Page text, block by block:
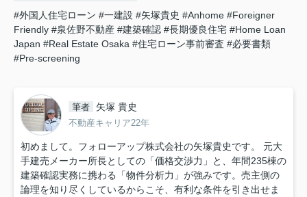
#外国人住宅ローン #一建設 #矢塚貴史 #Anhome #Foreigner
Friendly #泉佐野不動産 #建築確認 #長期優良住宅 #Home Loan
Japan #Real Estate Osaka #住宅ローン事前審査 #必要書類
#Pre-screening
筆者 矢塚 貴史
不動産キャリア22年
初めまして。フォローアップ株式会社の矢塚貴史です。 元大
手建売メーカー所長としての「価格交渉力」と、年間235棟の
建築確認実務に携わる「物件分析力」が強みです。売主側の
論理を知り尽くしているからこそ、有利な条件を引き出せま